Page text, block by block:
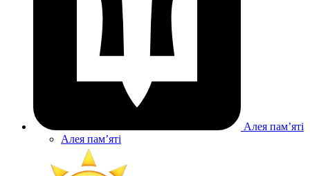
Алея памʼяті
Алея памʼяті